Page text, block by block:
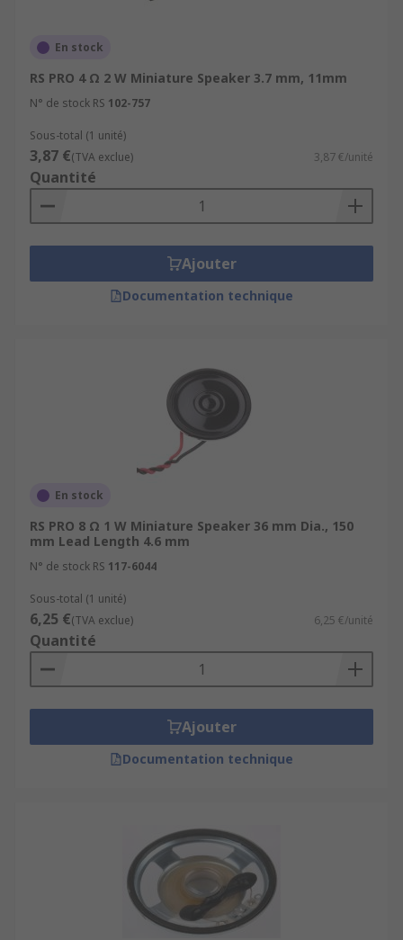
En stock
RS PRO 4 Ω 2 W Miniature Speaker 3.7 mm, 11mm
N° de stock RS 102-757
Sous-total (1 unité)
3,87 €(TVA exclue) 3,87 €/unité
Quantité
Ajouter
Documentation technique
En stock
RS PRO 8 Ω 1 W Miniature Speaker 36 mm Dia., 150
mm Lead Length 4.6 mm
N° de stock RS 117-6044
Sous-total (1 unité)
6,25 €(TVA exclue) 6,25 €/unité
Quantité
Ajouter
Documentation technique